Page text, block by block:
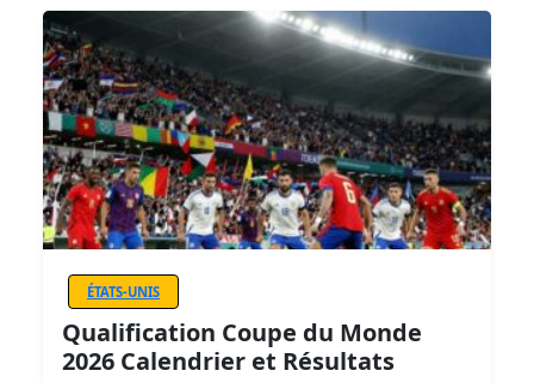
ÉTATS-UNIS
Qualification Coupe du Monde
2026 Calendrier et Résultats